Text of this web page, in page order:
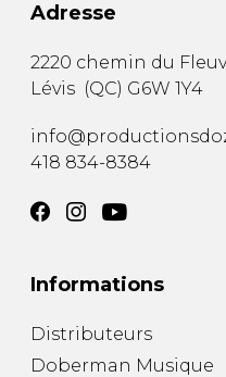
Adresse
2220 chemin du
Lévis (QC) G6W 1Y4
418 834-8384
Informations
Distributeurs
Doberman Musique